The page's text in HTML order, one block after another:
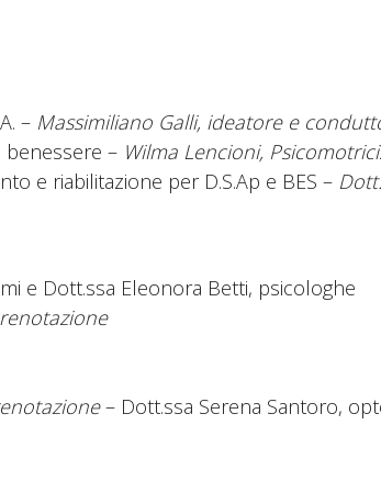
– Massimiliano Galli, ideatore e
benessere – Wilma Lencioni,
e riabilitazione per D.S.Ap e BES –
e Dott.ssa Eleonora Betti, psicologhe
– Dott.ssa Serena Santoro,